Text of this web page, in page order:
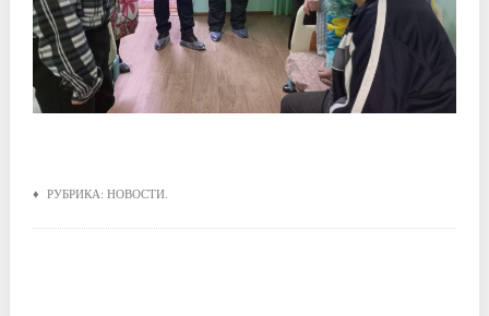
♦ РУБРИКА:НОВОСТИ.